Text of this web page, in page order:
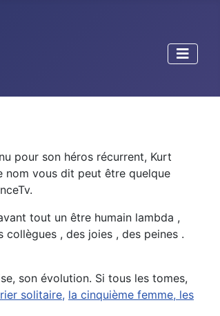
pour son héros récurrent, Kurt
nom vous dit peut être quelque
tout un être humain lambda ,
, des joies , des peines .
son évolution. Si tous les tomes,
solitaire, la cinquième femme, les